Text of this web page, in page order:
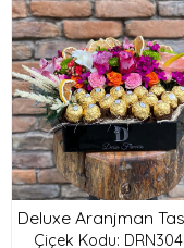
Çiçek Kodu: